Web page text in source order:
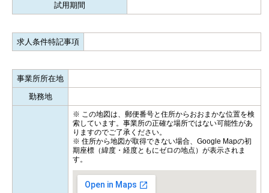
試用期間
求人条件特記事項
事業所所在地
勤務地
※ この地図は、郵便番号と住所からおおまかな位置を検
索しています。事業所の正確な場所ではない可能性があ
りますのでご了承ください。
※ 住所から地図が取得できない場合、Google Mapの初
期座標（緯度・経度ともにゼロの地点）が表示されま
す。